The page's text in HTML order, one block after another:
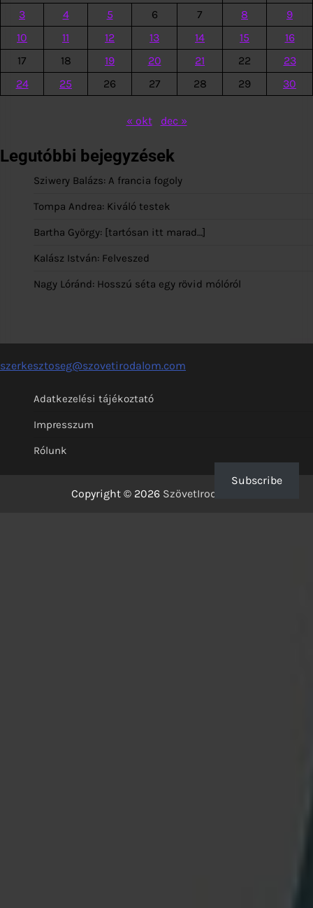
3
4 5 6 7 8
9
10
11 12 13 14 15
16
17
18 19 20 21 22
23
24
25 26 27 28 29 30
« okt dec »
Legutóbbi bejegyzések
Sziwery Balázs: A francia fogoly
Tompa Andrea: Kiváló testek
Bartha György: [tartósan itt marad…]
Kalász István: Felveszed
Nagy Lóránd: Hosszú séta egy rövid mólóról
szerkesztoseg@szovetirodalom.com
Adatkezelési tájékoztató
Impresszum
Rólunk
Copyright © 2026 SzövetIrodalom
Subscribe